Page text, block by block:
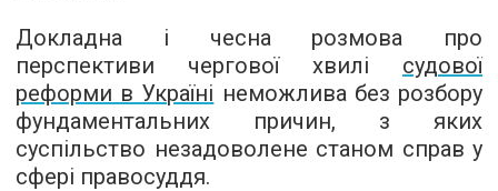
Докладна і чесна розмова про
перспективи чергової хвилі судової
реформи в Україні неможлива без розбору
фундаментальних причин, з яких
суспільство незадоволене станом справ у
сфері правосуддя.